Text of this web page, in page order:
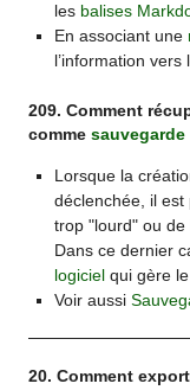
les balises
En associant une
l’information vers
209. Comment
commesauvegarde
Lorsque la
déclenchée, il est
trop "lourd" ou de
Dans ce dernier
logicielqui gère le
Voir aussi
20. Comment